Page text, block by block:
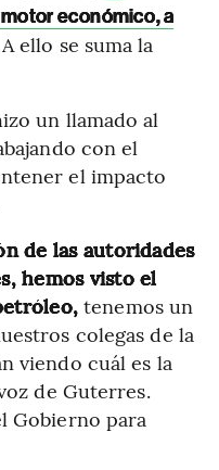
económico, a
ello se suma la
un llamado al
con el
el impacto
de las autoridades
hemos visto el
tenemos un
colegas de la
viendo cuál es la
de Guterres.
Gobierno para